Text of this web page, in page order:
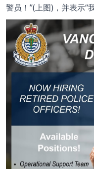
警员！”(上图)，并表示“